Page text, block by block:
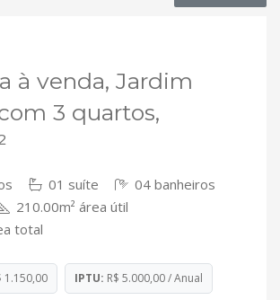
à venda, Jardim
3 quartos,
01 suíte
04 banheiros
210.00m² área útil
total
1.150,00 IPTU: R$ 5.000,00 / Anual